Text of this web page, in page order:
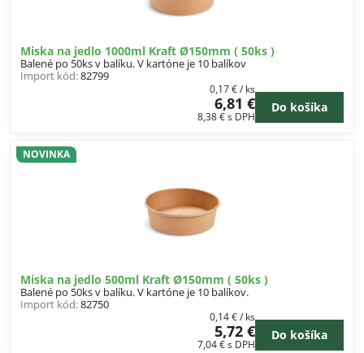
Miska na jedlo 1000ml Kraft Ø150mm ( 50ks )
Balené po 50ks v balíku. V kartóne je 10 balíkov
Import kód:82799
6,81 €
8,38 €s DPH
0,17 €/ ks
Do košíka
Miska na jedlo 500ml Kraft Ø150mm ( 50ks )
NOVINKA
Balené po 50ks v balíku. V kartóne je 10 balíkov.
Import kód:82750
5,72 €
7,04 €s DPH
0,14 €/ ks
Do košíka